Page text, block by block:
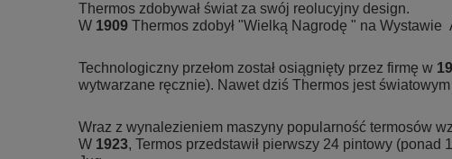
Thermos zdobywał świat za swój reolucyjny design.
W 1909 Thermos zdobył "Wielką Nagrodę " na
Technologiczny przełom został osiągnięty przez firmę w
wytwarzane ręcznie). Nawet dziś Thermos jest
Wraz z wynalezieniem maszyny popularność termosów
W 1923, Termos przedstawił pierwszy 24 pintowy